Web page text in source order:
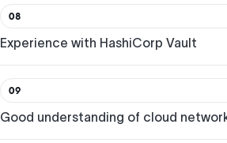
08
Experience with HashiCorp Vault
09
Good understanding of cloud